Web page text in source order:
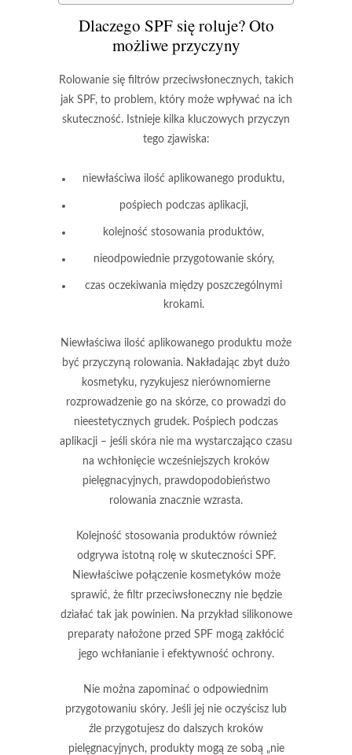
Dlaczego SPF się roluje? Oto
możliwe przyczyny
Rolowanie się filtrów przeciwsłonecznych, takich
jak SPF, to problem, który może wpływać na ich
skuteczność. Istnieje kilka kluczowych przyczyn
tego zjawiska:
niewłaściwa ilość aplikowanego produktu,
pośpiech podczas aplikacji,
kolejność stosowania produktów,
nieodpowiednie przygotowanie skóry,
czas oczekiwania między poszczególnymi
krokami.
Niewłaściwa ilość aplikowanego produktu może
być przyczyną rolowania. Nakładając zbyt dużo
kosmetyku, ryzykujesz nierównomierne
rozprowadzenie go na skórze, co prowadzi do
nieestetycznych grudek. Pośpiech podczas
aplikacji – jeśli skóra nie ma wystarczająco czasu
na wchłonięcie wcześniejszych kroków
pielęgnacyjnych, prawdopodobieństwo
rolowania znacznie wzrasta.
Kolejność stosowania produktówrównież
odgrywa istotną rolę w skuteczności SPF.
Niewłaściwe połączenie kosmetyków może
sprawić, że filtr przeciwsłoneczny nie będzie
działać tak jak powinien. Na przykład silikonowe
preparaty nałożone przed SPF mogą zakłócić
jego wchłanianie i efektywność ochrony.
Nie można zapominać o odpowiednim
przygotowaniu skóry. Jeśli jej nie oczyścisz lub
źle przygotujesz do dalszych kroków
pielęgnacyjnych, produkty mogą ze sobą „nie